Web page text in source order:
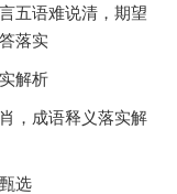
五语难说清，期望
落实
解析
，成语释义落实解
选